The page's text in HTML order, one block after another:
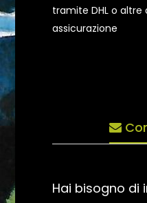
tramite DHL o
assicurazione
Hai bisogno di